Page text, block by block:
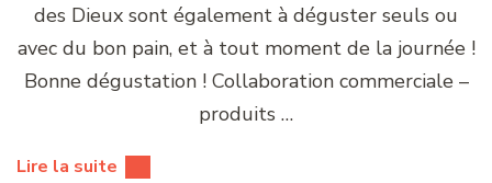
des Dieux sont également à déguster seuls ou
avec du bon pain, et à tout moment de la journée !
Bonne dégustation ! Collaboration commerciale –
produits …
Lire la suite